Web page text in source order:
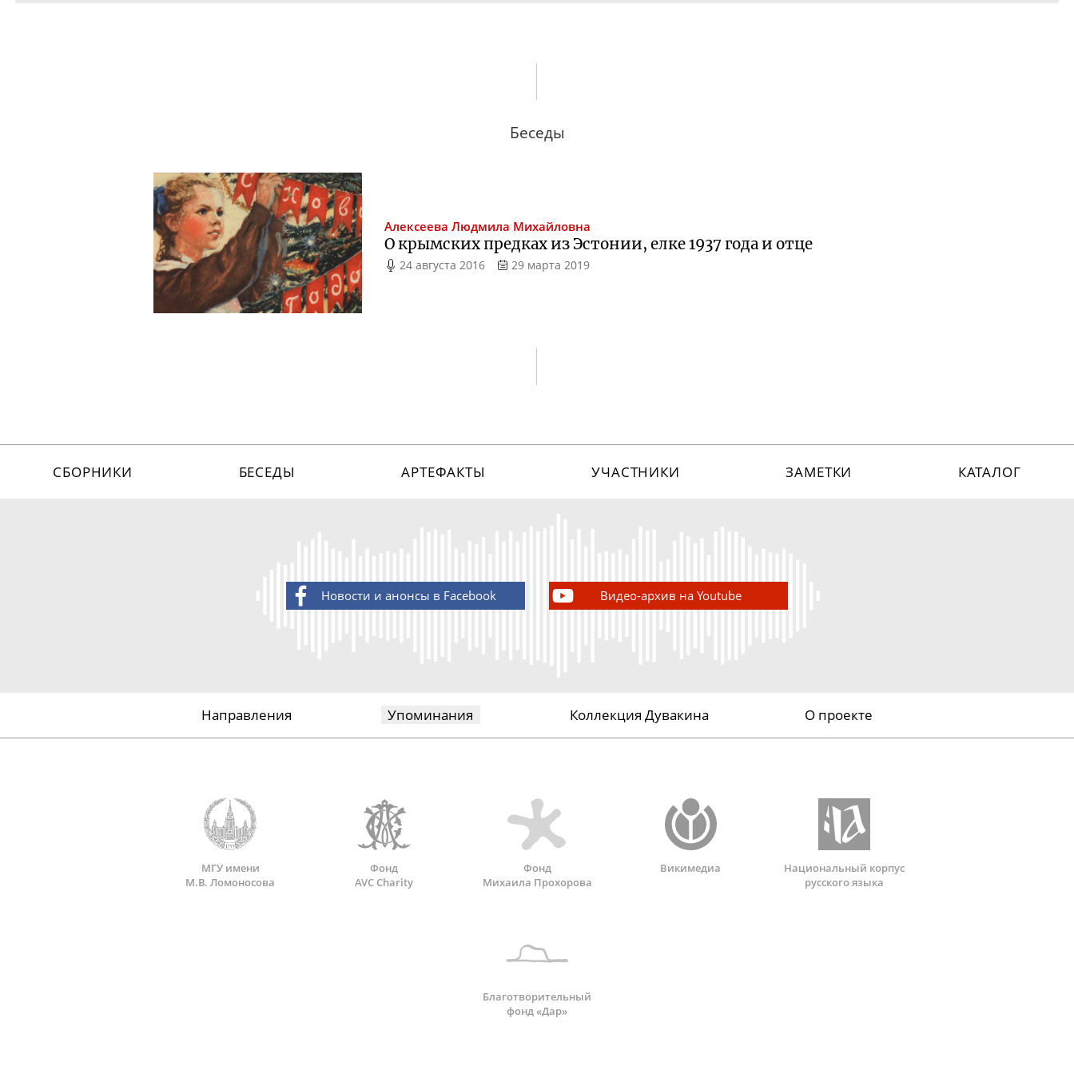
Беседы
Алексеева Людмила Михайловна
О крымских предках из Эстонии, елке 1937 года и отце
24 августа 2016 29 марта 2019
СБОРНИКИ БЕСЕДЫ АРТЕФАКТЫ УЧАСТНИКИ ЗАМЕТКИ КАТАЛОГ
Новости и анонсы в Facebook Видео-архив на Youtube
Направления Упоминания Коллекция Дувакина О проекте
МГУ имени
М.В. Ломоносова
Фонд
AVC Charity
Фонд
Михаила Прохорова
Викимедиа
Национальный корпус
русского языка
Благотворительный
фонд «Дар»